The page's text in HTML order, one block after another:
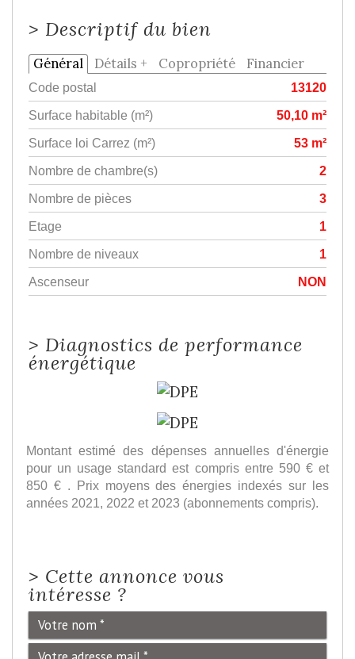
> Descriptif du bien
Général Détails + Copropriété Financier
Code postal
13120
Surface habitable (m²)
50,10 m²
Surface loi Carrez (m²)
53 m²
Nombre de chambre(s)
2
Nombre de pièces
3
Etage
1
Nombre de niveaux
1
Ascenseur
NON
> Diagnostics de performance
énergétique
Montant estimé des dépenses annuelles d'énergie
pour un usage standard est compris entre 590 € et
850 € . Prix moyens des énergies indexés sur les
années 2021, 2022 et 2023 (abonnements compris).
> Cette annonce vous
intéresse ?